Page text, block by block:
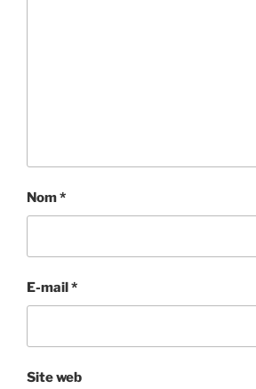
Nom*
E-mail*
Site web